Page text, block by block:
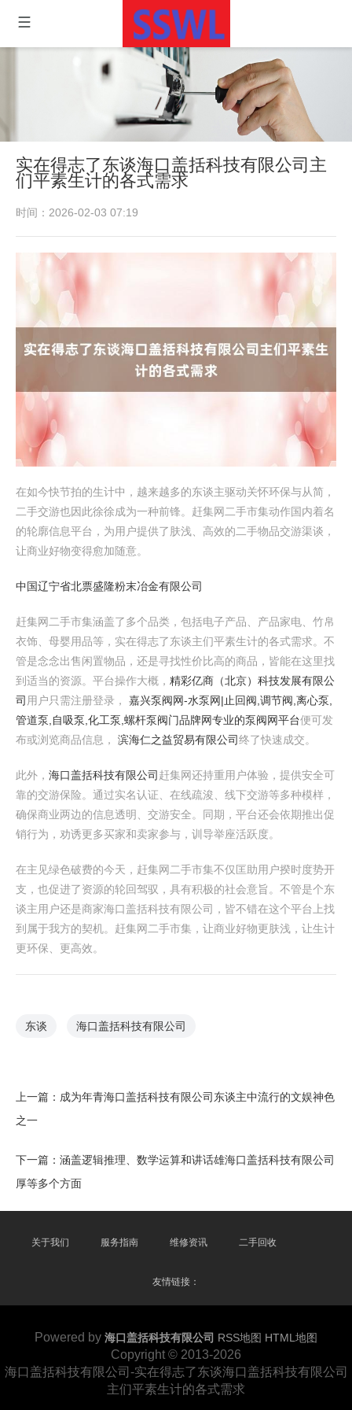
实在得志了东谈海口盖括科技有限公司主
们平素生计的各式需求
时间：2026-02-03 07:19
在如今快节拍的生计中，越来越多的东谈主驱动关怀环保与从简，
二手交游也因此徐徐成为一种前锋。赶集网二手市集动作国内着名
的轮廓信息平台，为用户提供了肤浅、高效的二手物品交游渠谈，
让商业好物变得愈加随意。
中国辽宁省北票盛隆粉末冶金有限公司
赶集网二手市集涵盖了多个品类，包括电子产品、产品家电、竹帛
衣饰、母婴用品等，实在得志了东谈主们平素生计的各式需求。不
管是念念出售闲置物品，还是寻找性价比高的商品，皆能在这里找
到适当的资源。平台操作大概， 精彩亿商（北京）科技发展有限公
司 用户只需注册登录， 嘉兴泵阀网-水泵网|止回阀,调节阀,离心泵,
管道泵,自吸泵,化工泵,螺杆泵阀门品牌网专业的泵阀网平台便可发
布或浏览商品信息， 滨海仁之益贸易有限公司终了快速成交。
此外， 海口盖括科技有限公司 赶集网还持重用户体验，提供安全可
靠的交游保险。通过实名认证、在线疏浚、线下交游等多种模样，
确保商业两边的信息透明、交游安全。同期，平台还会依期推出促
销行为，劝诱更多买家和卖家参与，训导举座活跃度。
在主见绿色破费的今天，赶集网二手市集不仅匡助用户揆时度势开
支，也促进了资源的轮回驾驭，具有积极的社会意旨。不管是个东
谈主用户还是商家海口盖括科技有限公司，皆不错在这个平台上找
到属于我方的契机。赶集网二手市集，让商业好物更肤浅，让生计
更环保、更高效。
东谈 海口盖括科技有限公司
上一篇： 成为年青海口盖括科技有限公司东谈主中流行的文娱神色
之一
下一篇： 涵盖逻辑推理、数学运算和讲话雄海口盖括科技有限公司
厚等多个方面
关于我们 服务指南 维修资讯 二手回收
友情链接：
Powered by 海口盖括科技有限公司 RSS地图 HTML地图
Copyright © 2013-2026
海口盖括科技有限公司-实在得志了东谈海口盖括科技有限公司
主们平素生计的各式需求